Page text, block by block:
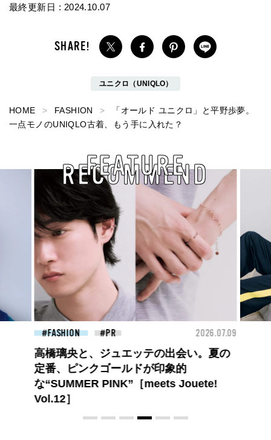
最終更新日 : 2024.10.07
ユニクロ（UNIQLO）
HOME FASHION
「オールド ユニクロ」と平野歩夢。
一点モノのUNIQLO古着、もう手に入れた？
RECOMMEND
FEATURE
FASHION 2026.07.09
ロエベの新しい世界へようこそ。大胆な
コントラストとレイヤードの先に。装う
喜び、明るいスピリット